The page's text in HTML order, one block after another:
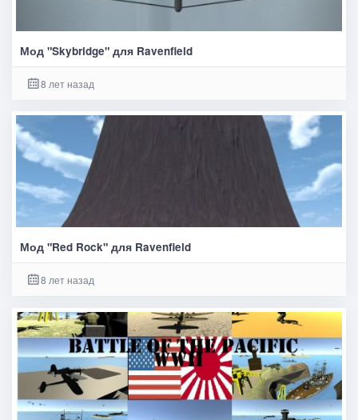
Мод "Skybridge" для Ravenfield
8 лет назад
Мод "Red Rock" для Ravenfield
8 лет назад